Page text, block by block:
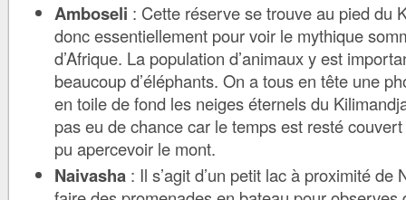
Amboseli : Cette réserve se trouve au pied du
donc essentiellement pour voir le mythique
d’Afrique. La population d’animaux y est
beaucoup d’éléphants. On a tous en tête une
en toile de fond les neiges éternels du
pas eu de chance car le temps est resté
pu apercevoir le mont.
Naivasha : Il s’agit d’un petit lac à proximité de